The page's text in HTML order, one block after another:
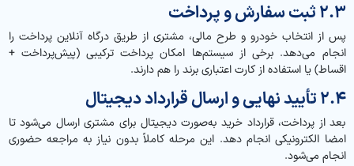
۲.۳ ثبت سفارش و پرداخت
پس از انتخاب خودرو و طرح مالی، مشتری از طریق درگاه آنلاین پرداخت را
انجام می‌دهد. برخی از سیستم‌ها امکان پرداخت ترکیبی (پیش‌پرداخت +
اقساط) یا استفاده از کارت اعتباری برند را هم دارند.
۲.۴ تأیید نهایی و ارسال قرارداد دیجیتال
بعد از پرداخت، قرارداد خرید به‌صورت دیجیتال برای مشتری ارسال می‌شود تا
امضا الکترونیکی انجام دهد. این مرحله کاملاً بدون نیاز به مراجعه حضوری
انجام می‌شود.